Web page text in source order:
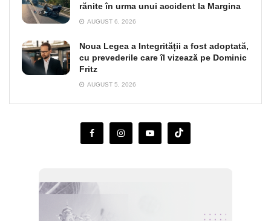
rănite în urma unui accident la Margina
AUGUST 6, 2026
Noua Legea a Integrității a fost adoptată,
cu prevederile care îl vizează pe Dominic
Fritz
AUGUST 5, 2026